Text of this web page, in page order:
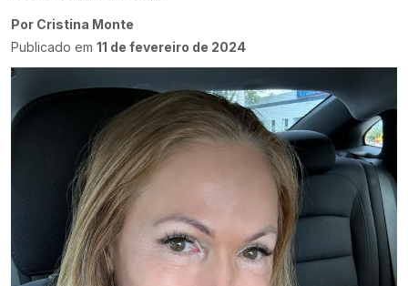
Por Cristina Monte
Publicado em 11 de fevereiro de 2024